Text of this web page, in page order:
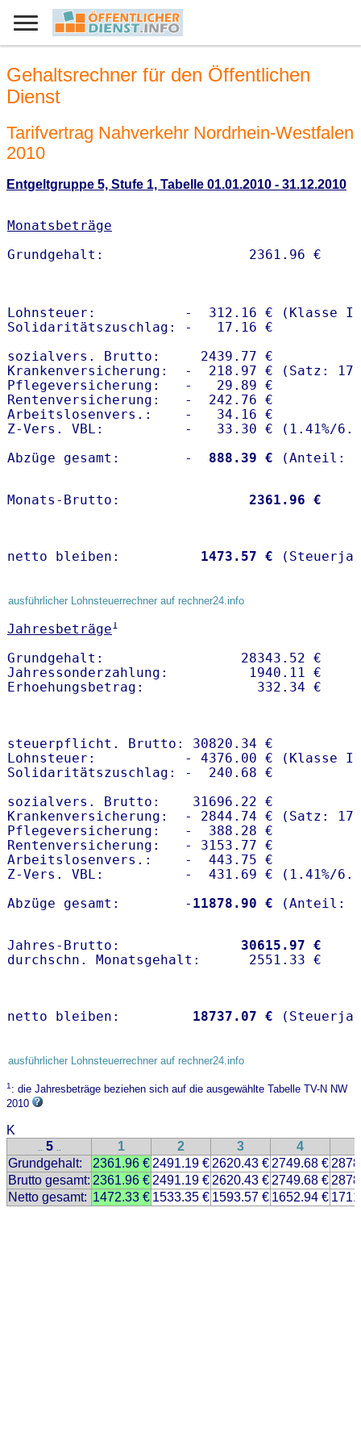
Gehaltsrechner für den Öffentlichen
Dienst
Tarifvertrag Nahverkehr Nordrhein-Westfalen
2010
Entgeltgruppe 5, Stufe 1, Tabelle 01.01.2010 - 31.12.2010
Monatsbeträge
Lohnsteuer:           -  312.16 € (Klasse I)
Solidaritätszuschlag: -   17.16 €
sozialvers. Brutto:     2439.77 €
Krankenversicherung:  -  218.97 € (Satz:
Pflegeversicherung:   -   29.89 €
Rentenversicherung:   -  242.76 €
Arbeitslosenvers.:    -   34.16 €
Z-Vers. VBL:          -   33.30 € ( 1.41%/
Abzüge gesamt:        -
  888.39 €
Monats-Brutto: 2361.96 €
netto bleiben: 1473.57 €
ausführlicher Lohnsteuerrechner auf rechner24.info
Jahresbeträge1
Grundgehalt:                 28343.52 €
Jahressonderzahlung:          1940.11 €
steuerpflicht. Brutto: 30820.34 €
Lohnsteuer:           - 4376.00 € (Klasse I)
Solidaritätszuschlag: -  240.68 €
sozialvers. Brutto:    31696.22 €
Krankenversicherung:  - 2844.74 € (Satz:
Pflegeversicherung:   -  388.28 €
Rentenversicherung:   - 3153.77 €
Arbeitslosenvers.:    -  443.75 €
Z-Vers. VBL:          -  431.69 € ( 1.41%/
Abzüge gesamt:        - 11878.90 €
Jahres-Brutto: 30615.97 €
netto bleiben: 18737.07 €
ausführlicher Lohnsteuerrechner auf rechner24.info
1: die Jahresbeträge beziehen sich auf die ausgewählte Tabelle TV-N NW
2010
K
.. 5 .. 1 2 3 4
Grundgehalt:
2361.96 € 2491.19 € 2620.43 € 2749.68 €
Brutto gesamt: 2361.96 € 2491.19 € 2620.43 € 2749.68 €
Netto gesamt: 1472.33 € 1533.35 € 1593.57 € 1652.94 €